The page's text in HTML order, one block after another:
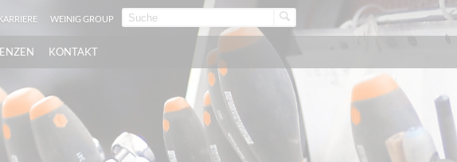
WEINIG GROUP
KONTAKT